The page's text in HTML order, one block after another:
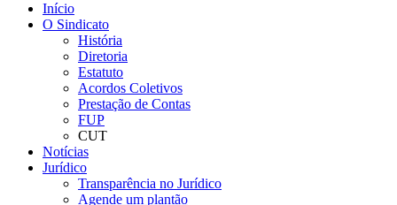
Início
O Sindicato
História
Diretoria
Estatuto
Acordos Coletivos
Prestação de Contas
FUP
CUT
Notícias
Jurídico
Transparência no Jurídico
Agende um plantão